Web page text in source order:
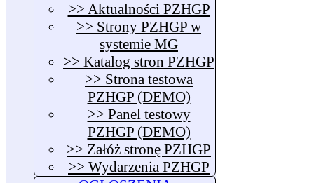
>> Aktualności PZHGP
>> Strony PZHGP w
systemie MG
>> Katalog stron PZHGP
>> Strona testowa
PZHGP (DEMO)
>> Panel testowy
PZHGP (DEMO)
>> Załóż stronę PZHGP
>> Wydarzenia PZHGP